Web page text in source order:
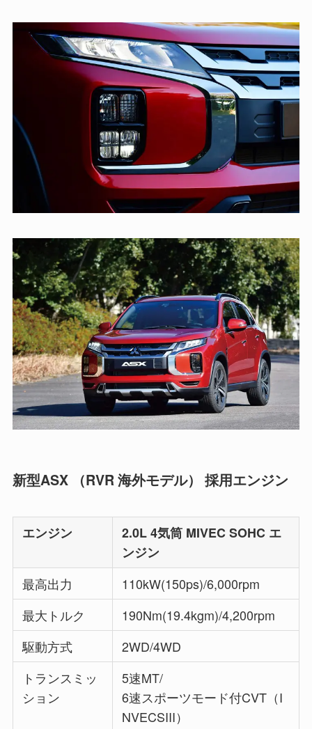
新型ASX （RVR 海外モデル） 採用エンジン
エンジン
2.0L 4気筒 MIVEC SOHC エ
ンジン
最高出力
110kW(150ps)/6,000rpm
最大トルク
190Nm(19.4kgm)/4,200rpm
駆動方式
2WD/4WD
トランスミッ
ション
5速MT/
6速スポーツモード付CVT（I
NVECSIII）